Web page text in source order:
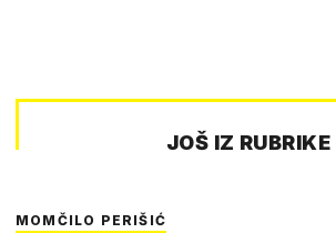
JOŠ IZ RUBRIKE
MOMČILO PERIŠIĆ